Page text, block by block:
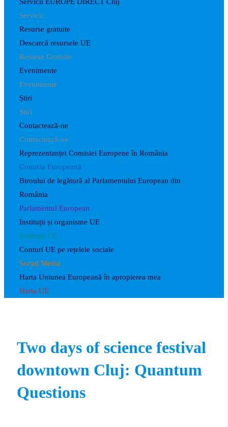
Servicii
Resurse gratuite
Descarcă resursele UE
Resurse Gratuite
Evenimente
Evenimente
Știri
Știri
Contactează-ne
Contactează-ne
Reprezentanței Comisiei Europene în România
Comisia Europeană
Biroului de legătură al Parlamentului European din
România
Parlamentul European
Instituții și organisme UE
Instituții UE
Conturi UE pe rețelele sociale
Social Media
Harta Uniunea Europeană în apropierea mea
Harta UE
Two days of science festival
downtown Cluj: Quantum
Questions